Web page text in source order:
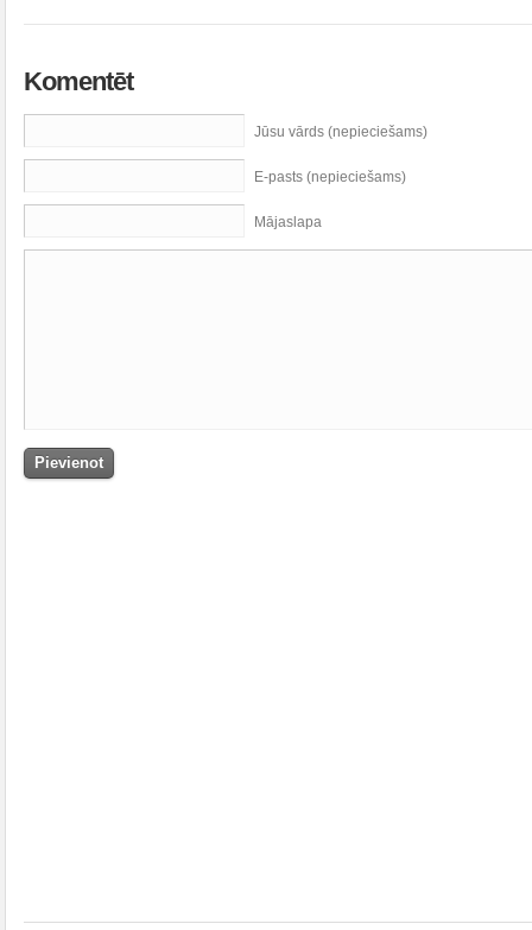
Komentēt
Jūsu vārds (nepieciešams)
E-pasts (nepieciešams)
Mājaslapa